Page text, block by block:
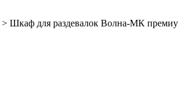
> Шкаф для раздевалок Волна-МК